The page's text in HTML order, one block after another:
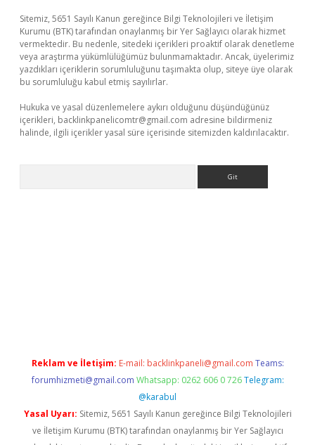
Sitemiz, 5651 Sayılı Kanun gereğince Bilgi Teknolojileri ve İletişim
Kurumu (BTK) tarafından onaylanmış bir Yer Sağlayıcı olarak hizmet
vermektedir. Bu nedenle, sitedeki içerikleri proaktif olarak denetleme
veya araştırma yükümlülüğümüz bulunmamaktadır. Ancak, üyelerimiz
yazdıkları içeriklerin sorumluluğunu taşımakta olup, siteye üye olarak
bu sorumluluğu kabul etmiş sayılırlar.
Hukuka ve yasal düzenlemelere aykırı olduğunu düşündüğünüz
içerikleri, backlinkpanelicomtr@gmail.com adresine bildirmeniz
halinde, ilgili içerikler yasal süre içerisinde sitemizden kaldırılacaktır.
Reklam ve İletişim: E-mail: backlinkpaneli@gmail.com Teams:
forumhizmeti@gmail.com Whatsapp: 0262 606 0 726 Telegram:
@karabul
Yasal Uyarı: Sitemiz, 5651 Sayılı Kanun gereğince Bilgi Teknolojileri
ve İletişim Kurumu (BTK) tarafından onaylanmış bir Yer Sağlayıcı